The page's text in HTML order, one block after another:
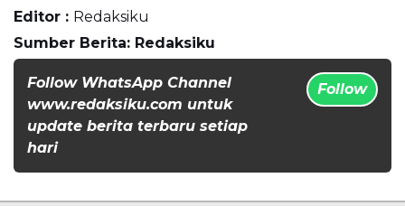
Editor : Redaksiku
Sumber Berita: Redaksiku
Follow WhatsApp Channel
www.redaksiku.com untuk
update berita terbaru setiap
hari
Follow